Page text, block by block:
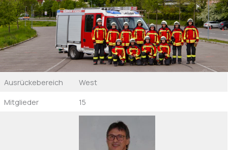
Ausrückebereich
West
Mitglieder
15